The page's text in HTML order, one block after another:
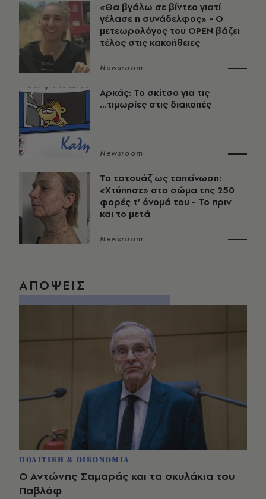
«Θα βγάλω σε βίντεο γιατί
γέλασε η συνάδελφος» - Ο
μετεωρολόγος του OPEN βάζει
τέλος στις κακοήθειες
Newsroom
Αρκάς: Το σκίτσο για τις
...τιμωρίες στις διακοπές
Newsroom
Το τατουάζ ως ταπείνωση:
«Χτύπησε» στο σώμα της 250
φορές τ’ όνομά του - Το πριν
και το μετά
Newsroom
ΑΠΟΨΕΙΣ
ΠΟΛΙΤΙΚΗ & ΟΙΚΟΝΟΜΙΑ
Ο Αντώνης Σαμαράς και τα σκυλάκια του
Παβλόφ